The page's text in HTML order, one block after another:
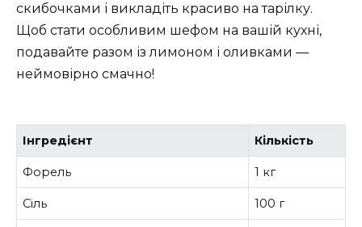
скибочками і викладіть красиво на тарілку.
Щоб стати особливим шефом на вашій кухні,
подавайте разом із лимоном і оливками —
неймовірно смачно!
Інгредієнт Кількість
Форель 1 кг
Сіль 100 г